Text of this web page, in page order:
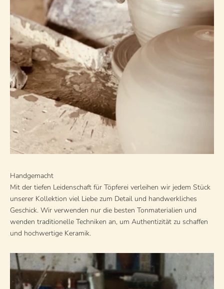
Handgemacht
Mit der tiefen Leidenschaft für Töpferei verleihen wir jedem Stück
unserer Kollektion viel Liebe zum Detail und handwerkliches
Geschick. Wir verwenden nur die besten Tonmaterialien und
wenden traditionelle Techniken an, um Authentizität zu schaffen
und hochwertige Keramik.